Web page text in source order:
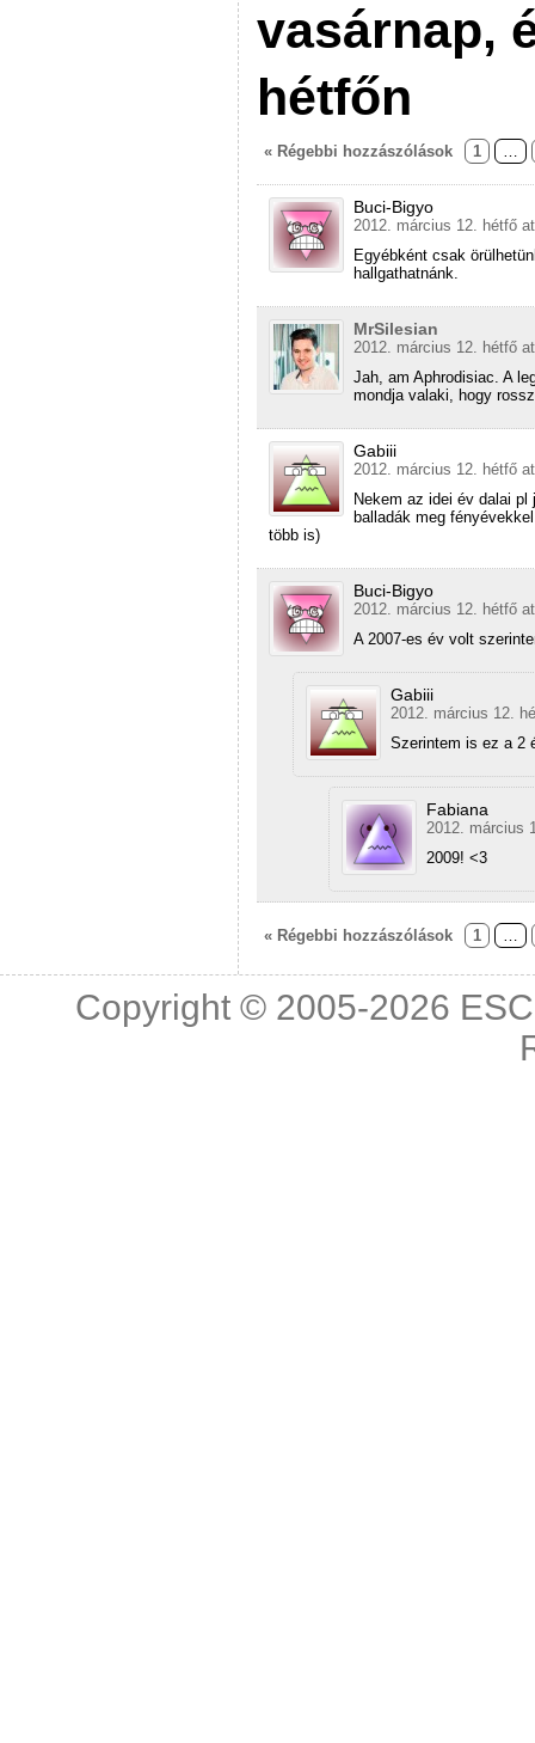
vasárnap,
hétfőn
« Régebbi hozzászólások 1
Buci-Bigyo
2012. március 12. hétfő
Egyébként csak
hallgathatnánk.
MrSilesian
2012. március 12. hétfő
Jah, am Aphrodisiac. A
mondja valaki, hogy
Gabiii
2012. március 12. hétfő
Nekem az idei év dalai
balladák meg
több is)
Buci-Bigyo
2012. március 12. hétfő
A 2007-es év volt
Gabiii
2012. március 12.
Szerintem is ez a 2
Fabiana
2012. március
2009! <3
« Régebbi hozzászólások 1
Copyright © 2005-2026